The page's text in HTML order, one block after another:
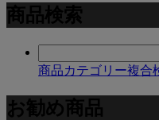
商品検索
商品カテゴリー複合
お勧め商品